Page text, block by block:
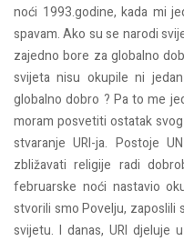
noći 1993.godine, kada mi
spavam. Ako su se narodi
zajedno bore za globalno
svijeta nisu okupile ni
globalno dobro ? Pa to me
moram posvetiti ostatak
stvaranje URI-ja. Postoje
zbližavati religije radi
februarske noći nastavio
stvorili smo Povelju, zaposlili
svijetu. I danas, URI djeluje